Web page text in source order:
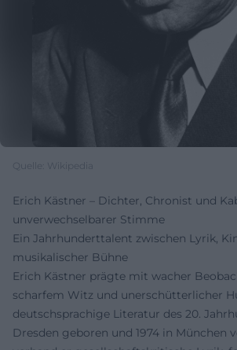
Quelle: Wikipedia
Erich Kästner – Dichter, Chronist und
unverwechselbarer Stimme
Ein Jahrhunderttalent zwischen Lyrik,
musikalischer Bühne
Erich Kästner prägte mit wacher
scharfem Witz und unerschütterlicher
deutschsprachige Literatur des 20.
Dresden geboren und 1974 in München